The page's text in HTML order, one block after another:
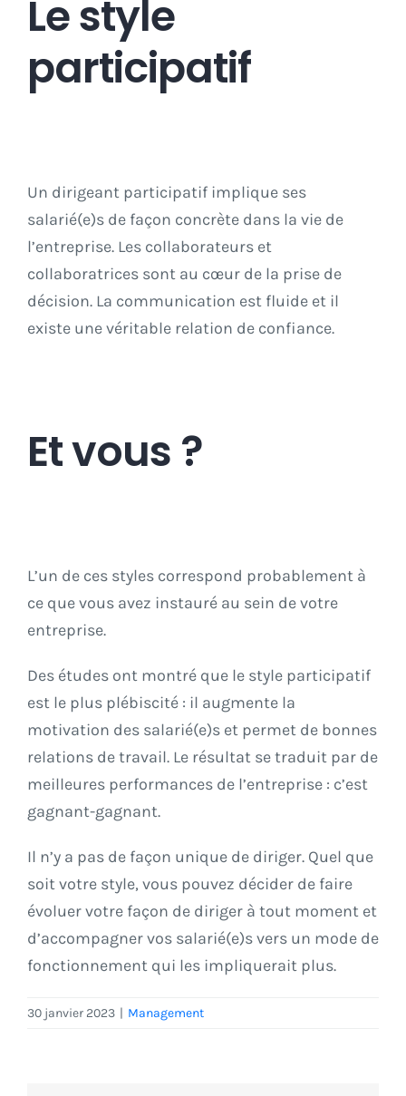
Le style
participatif
Un dirigeant participatif implique ses
salarié(e)s de façon concrète dans la vie de
l’entreprise. Les collaborateurs et
collaboratrices sont au cœur de la prise de
décision. La communication est fluide et il
existe une véritable relation de confiance.
Et vous ?
L’un de ces styles correspond probablement à
ce que vous avez instauré au sein de votre
entreprise.
Des études ont montré que le style participatif
est le plus plébiscité : il augmente la
motivation des salarié(e)s et permet de bonnes
relations de travail. Le résultat se traduit par de
meilleures performances de l’entreprise : c’est
gagnant-gagnant.
Il n’y a pas de façon unique de diriger. Quel que
soit votre style, vous pouvez décider de faire
évoluer votre façon de diriger à tout moment et
d’accompagner vos salarié(e)s vers un mode de
fonctionnement qui les impliquerait plus.
30 janvier 2023 | Management